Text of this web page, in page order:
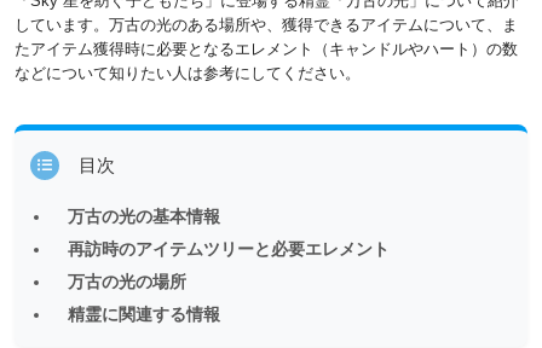
しています。万古の光のある場所や、獲得できるアイテムについて、ま
たアイテム獲得時に必要となるエレメント（キャンドルやハート）の数
などについて知りたい人は参考にしてください。
目次
万古の光の基本情報
再訪時のアイテムツリーと必要エレメント
万古の光の場所
精霊に関連する情報